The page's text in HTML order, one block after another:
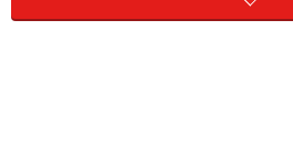
感を通して学びながらリラック